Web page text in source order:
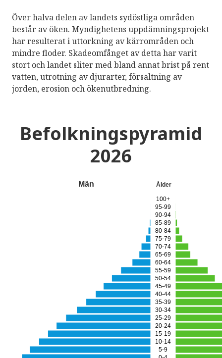
Över halva delen av landets sydöstliga områden
består av öken. Myndighetens uppdämningsprojekt
har resulterat i uttorkning av kärrområden och
mindre floder. Skadeomfånget av detta har varit
stort och landet sliter med bland annat brist på rent
vatten, utrotning av djurarter, försaltning av
jorden, erosion och ökenutbredning.
Befolkningspyramid
2026
Män Ålder
5-9
10-14
15-19
20-24
25-29
30-34
35-39
40-44
45-49
50-54
55-59
60-64
65-69
70-74
75-79
80-84
85-89
90-94
95-99
100+